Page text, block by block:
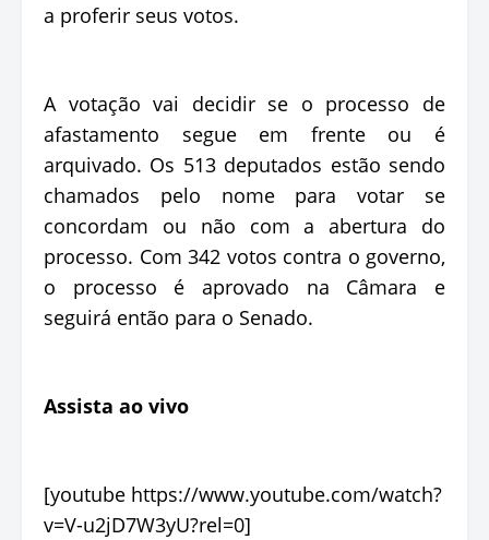
a proferir seus votos.
A votação vai decidir se o processo de
afastamento segue em frente ou é
arquivado. Os 513 deputados estão sendo
chamados pelo nome para votar se
concordam ou não com a abertura do
processo. Com 342 votos contra o governo,
o processo é aprovado na Câmara e
seguirá então para o Senado.
Assista ao vivo
[youtube https://www.youtube.com/watch?
v=V-u2jD7W3yU?rel=0]